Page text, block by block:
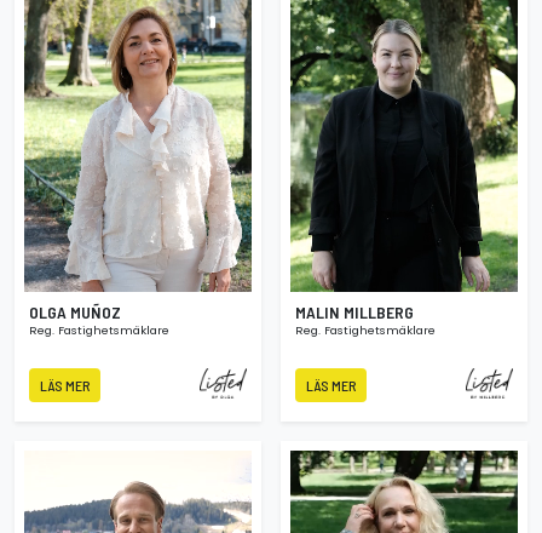
OLGA MUÑOZ
Reg. Fastighetsmäklare
LÄS MER
MALIN MILLBERG
Reg. Fastighetsmäklare
LÄS MER